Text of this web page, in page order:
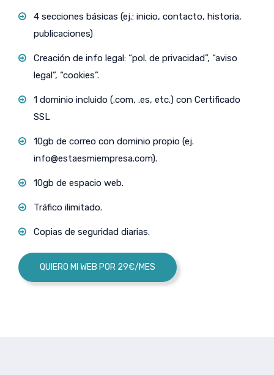
4 secciones básicas (ej.: inicio, contacto, historia,
publicaciones)
Creación de info legal: “pol. de privacidad”, “aviso
legal”, “cookies”.
1 dominio incluido (.com, .es, etc.) con Certificado
SSL
10gb de correo con dominio propio (ej.
info@estaesmiempresa.com).
10gb de espacio web.
Tráfico ilimitado.
Copias de seguridad diarias.
QUIERO MI WEB POR 29€/MES